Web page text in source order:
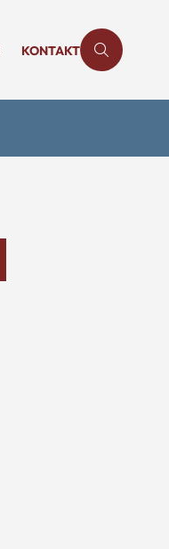
KONTAKT